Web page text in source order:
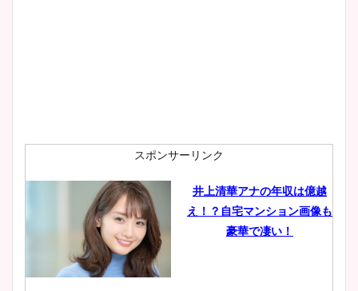
肉も凄い！
鈴木唯の太ってた時の体重が
ヤバすぎww原因や痩せたダ
スポンサーリンク
井上清華アナの年収は億越
え！？自宅マンション画像も
豪華で凄い！